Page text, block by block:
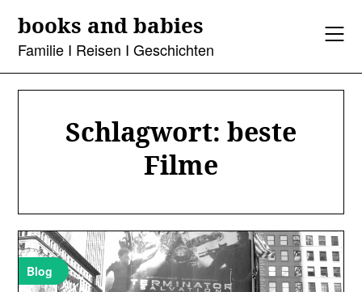
content
books and babies
Familie I Reisen I Geschichten
Schlagwort: beste
Filme
Blog